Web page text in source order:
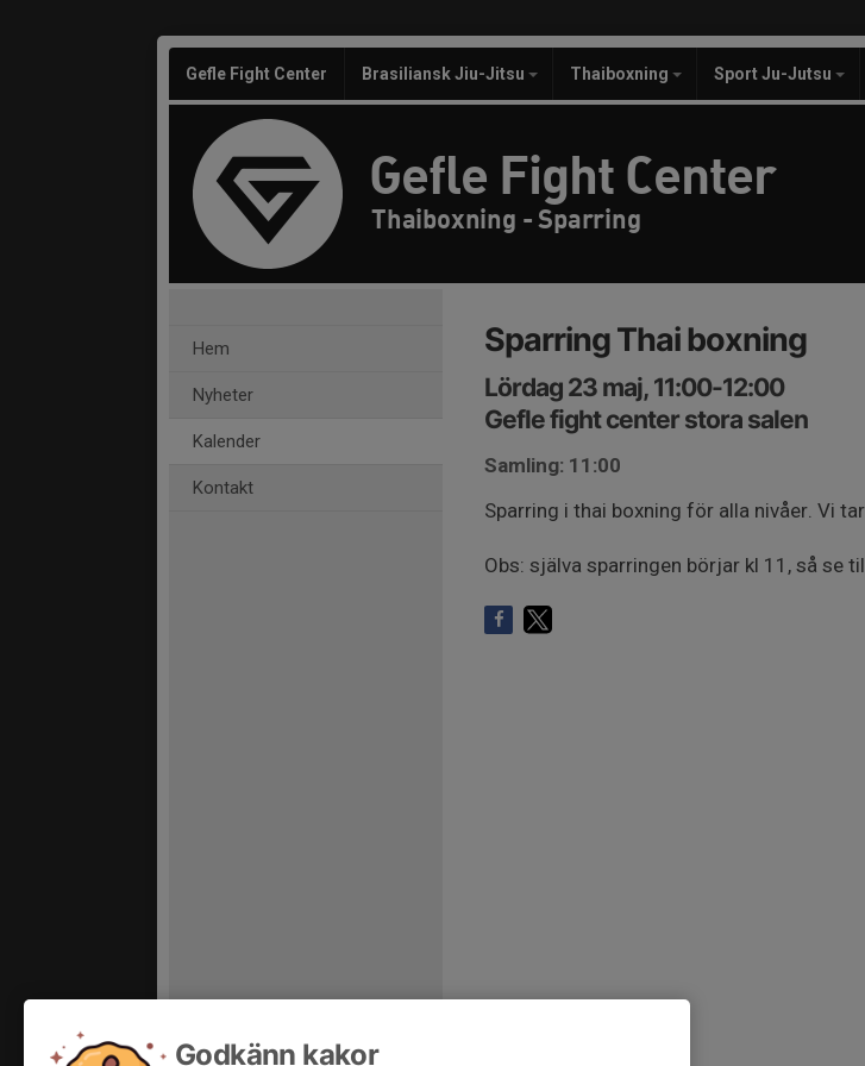
Gefle Fight Center Brasiliansk Jiu-Jitsu Thaiboxning Sport Ju-Jutsu
Gefle Fight Center
Thaiboxning - Sparring
Hem
Nyheter
Kalender
Kontakt
Sparring Thai boxning
Lördag 23 maj, 11:00-12:00
Gefle fight center stora salen
Samling: 11:00
Sparring i thai boxning för alla nivåer. Vi
Obs: själva sparringen börjar kl 11, så se
Godkänn kakor